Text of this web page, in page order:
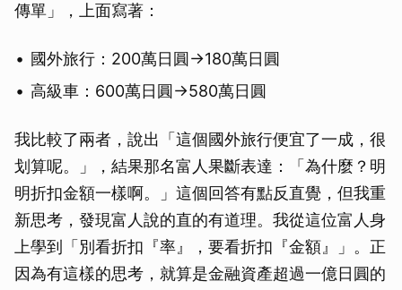
傳單」，上面寫著：
國外旅行：200萬日圓→180萬日圓
高級車：600萬日圓→580萬日圓
我比較了兩者，說出「這個國外旅行便宜了一成，很
划算呢。」，結果那名富人果斷表達：「為什麼？明
明折扣金額一樣啊。」這個回答有點反直覺，但我重
新思考，發現富人說的直的有道理。我從這位富人身
上學到「別看折扣『率』，要看折扣『金額』」。正
因為有這樣的思考，就算是金融資產超過一億日圓的